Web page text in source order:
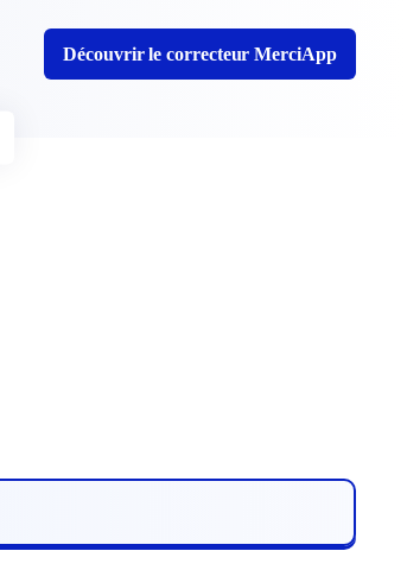
Découvrir le correcteur MerciApp